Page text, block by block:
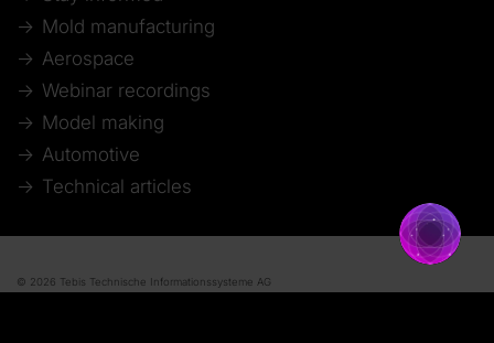
Mold manufacturing
Aerospace
Webinar recordings
Model making
Automotive
Technical articles
© 2026 Tebis Technische Informationssysteme AG